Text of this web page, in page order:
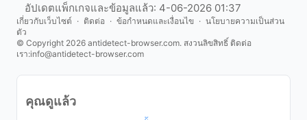
อัปเดตแพ็กเกจและข้อมูลแล้ว: 4-06-2026 01:37
เกี่ยวกับเว็บไซต์ · ติดต่อ · ข้อกำหนดและเงื่อนไข · นโยบายความเป็นส่วน
ตัว
© Copyright 2026 antidetect-browser.com. สงวนลิขสิทธิ์ ติดต่อ
เรา:info@antidetect-browser.com
คุณดูแล้ว